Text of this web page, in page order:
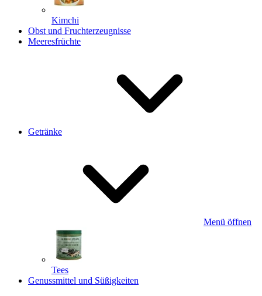
Kimchi
Obst und Fruchterzeugnisse
Meeresfrüchte
Getränke
Menü öffnen
Tees
Genussmittel und Süßigkeiten